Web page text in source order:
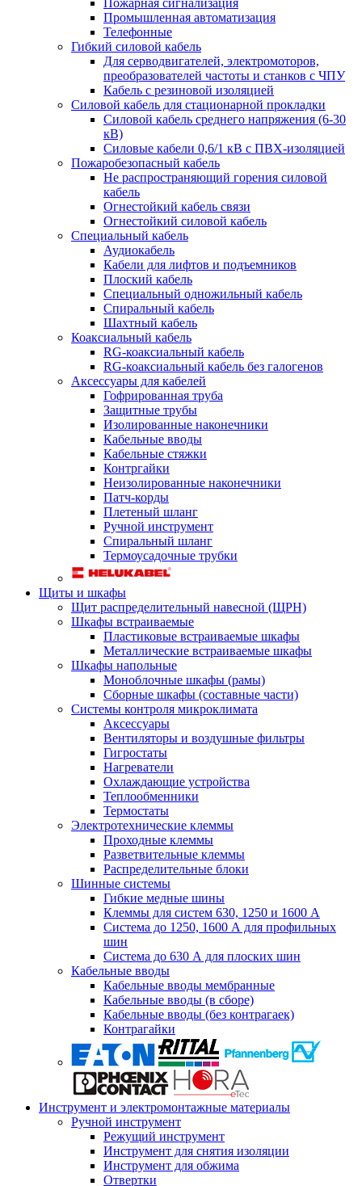
Пожарная сигнализация
Промышленная автоматизация
Телефонные
Гибкий силовой кабель
Для серводвигателей, электромоторов,
преобразователей частоты и станков с ЧПУ
Кабель с резиновой изоляцией
Силовой кабель для стационарной прокладки
Силовой кабель среднего напряжения (6-30
кВ)
Силовые кабели 0,6/1 кВ с ПВХ-изоляцией
Пожаробезопасный кабель
Не распространяющий горения силовой
кабель
Огнестойкий кабель связи
Огнестойкий силовой кабель
Специальный кабель
Аудиокабель
Кабели для лифтов и подъемников
Плоский кабель
Специальный одножильный кабель
Спиральный кабель
Шахтный кабель
Коаксиальный кабель
RG-коаксиальный кабель
RG-коаксиальный кабель без галогенов
Аксессуары для кабелей
Гофрированная труба
Защитные трубы
Изолированные наконечники
Кабельные вводы
Кабельные стяжки
Контргайки
Неизолированные наконечники
Патч-корды
Плетеный шланг
Ручной инструмент
Спиральный шланг
Термоусадочные трубки
Щиты и шкафы
Щит распределительный навесной (ЩРН)
Шкафы встраиваемые
Пластиковые встраиваемые шкафы
Металлические встраиваемые шкафы
Шкафы напольные
Моноблочные шкафы (рамы)
Сборные шкафы (составные части)
Системы контроля микроклимата
Аксессуары
Вентиляторы и воздушные фильтры
Гигростаты
Нагреватели
Охлаждающие устройства
Теплообменники
Термостаты
Электротехнические клеммы
Проходные клеммы
Разветвительные клеммы
Распределительные блоки
Шинные системы
Гибкие медные шины
Клеммы для систем 630, 1250 и 1600 А
Система до 1250, 1600 А для профильных
шин
Система до 630 А для плоских шин
Кабельные вводы
Кабельные вводы мембранные
Кабельные вводы (в сборе)
Кабельные вводы (без контрагаек)
Контрагайки
Инструмент и электромонтажные материалы
Ручной инструмент
Режущий инструмент
Инструмент для снятия изоляции
Инструмент для обжима
Отвертки